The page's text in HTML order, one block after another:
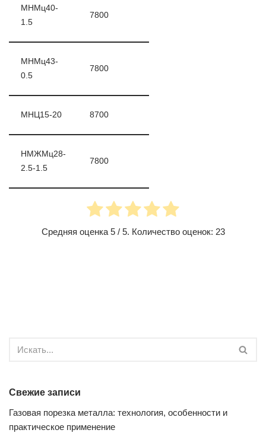
МНМц40-
1.5
7800
МНМц43-
0.5
7800
МНЦ15-20 8700
НМЖМц28-
2.5-1.5
7800
Средняя оценка 5/ 5. Количество оценок: 23
Свежие записи
Газовая порезка металла: технология, особенности и
практическое применение